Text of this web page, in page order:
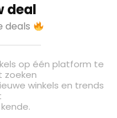
deal
deals
op één platform te
zoeken
winkels en trends